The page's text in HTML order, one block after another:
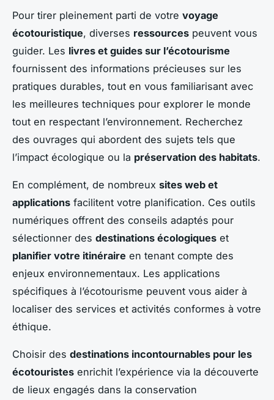
Pour tirer pleinement parti de votre voyage
écotouristique, diverses ressources peuvent vous
guider. Les livres et guides sur l’écotourisme
fournissent des informations précieuses sur les
pratiques durables, tout en vous familiarisant avec
les meilleures techniques pour explorer le monde
tout en respectant l’environnement. Recherchez
des ouvrages qui abordent des sujets tels que
l’impact écologique ou la préservation des habitats.
En complément, de nombreux sites web et
applications facilitent votre planification. Ces outils
numériques offrent des conseils adaptés pour
sélectionner des destinations écologiques et
planifier votre itinéraire en tenant compte des
enjeux environnementaux. Les applications
spécifiques à l’écotourisme peuvent vous aider à
localiser des services et activités conformes à votre
éthique.
Choisir des destinations incontournables pour les
écotouristes enrichit l’expérience via la découverte
de lieux engagés dans la conservation